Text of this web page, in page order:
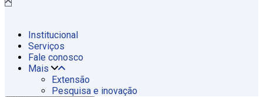
Institucional
Serviços
Fale conosco
Mais
Extensão
Pesquisa e inovação